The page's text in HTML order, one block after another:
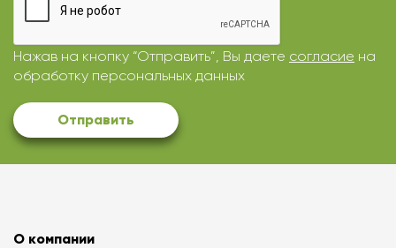
Нажав на кнопку “Отправить”, Вы даете согласие на
обработку персональных данных
Отправить
О компании